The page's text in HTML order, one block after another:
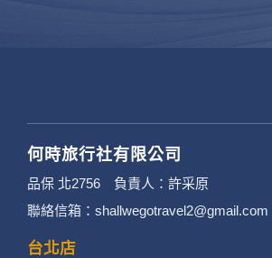
何時旅行社有限公司
品保 北2756 負責人：許采原
聯絡信箱：shallwegotravel2@gmail.com
台北店